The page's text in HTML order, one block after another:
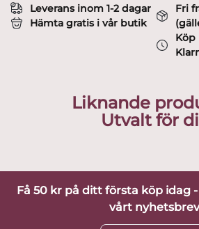
Leverans inom 1-2 dagar
Hämta gratis i vår butik
Fri
Köp
Liknande
Utvalt för
Få 50 kr på ditt första köp idag
vårt